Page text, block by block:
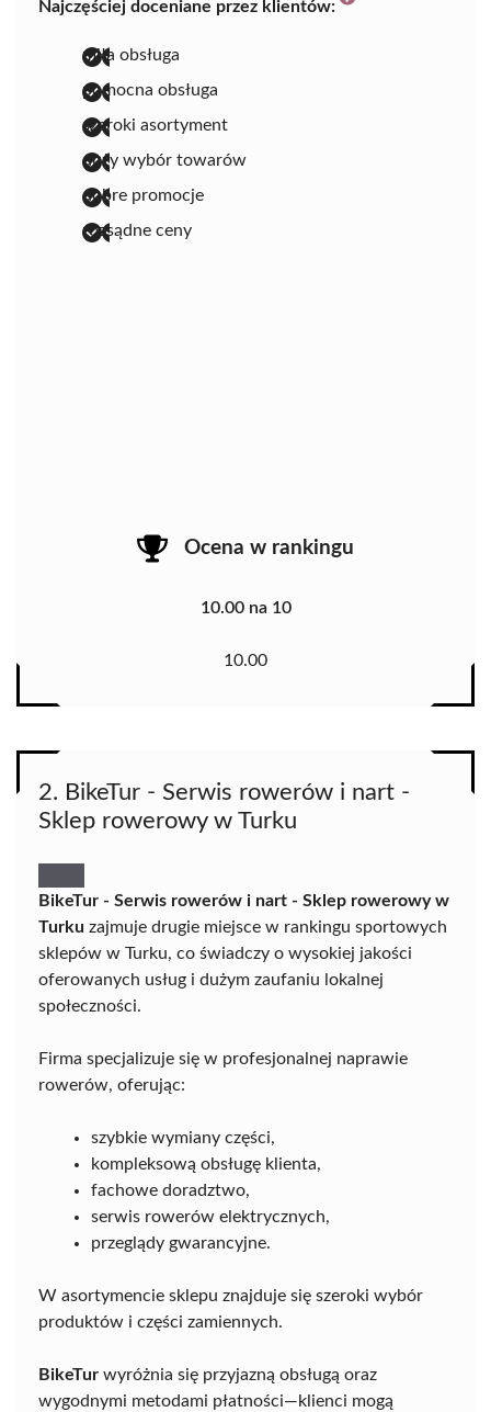
Najczęściej doceniane przez klientów:
miła obsługa
pomocna obsługa
szeroki asortyment
duży wybór towarów
dobre promocje
rozsądne ceny
Ocena w rankingu
10.00 na 10
10.00
2. BikeTur - Serwis rowerów i nart -
Sklep rowerowy w Turku
BikeTur - Serwis rowerów i nart - Sklep rowerowy w
Turku zajmuje drugie miejsce w rankingu sportowych
sklepów w Turku, co świadczy o wysokiej jakości
oferowanych usług i dużym zaufaniu lokalnej
społeczności.
Firma specjalizuje się w profesjonalnej naprawie
rowerów, oferując:
szybkie wymiany części,
kompleksową obsługę klienta,
fachowe doradztwo,
serwis rowerów elektrycznych,
przeglądy gwarancyjne.
W asortymencie sklepu znajduje się szeroki wybór
produktów i części zamiennych.
BikeTur wyróżnia się przyjazną obsługą oraz
wygodnymi metodami płatności—klienci mogą